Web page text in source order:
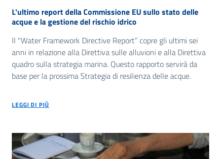
L'ultimo report della Commissione EU sullo stato delle
acque e la gestione del rischio idrico
Il "Water Framework Directive Report” copre gli ultimi sei
anni in relazione alla Direttiva sulle alluvioni e alla Direttiva
quadro sulla strategia marina. Questo rapporto servirà da
base per la prossima Strategia di resilienza delle acque.
LEGGI DI PIÙ